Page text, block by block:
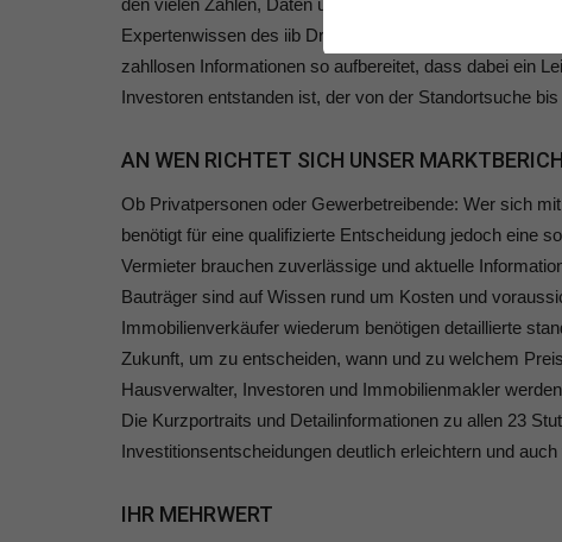
den vielen Zahlen, Daten und Fakten, die den
Expertenwissen des iib Dr. Hettenbach Instituts sowie
zahllosen Informationen so aufbereitet, dass dabei ein
Investoren entstanden ist, der von der Standortsuche
AN WEN RICHTET SICH UNSER
Ob Privatpersonen oder Gewerbetreibende: Wer sich
benötigt für eine qualifizierte Entscheidung jedoch eine
Vermieter brauchen zuverlässige und aktuelle
Bauträger sind auf Wissen rund um Kosten und
Immobilienverkäufer wiederum benötigen detaillierte
Zukunft, um zu entscheiden, wann und zu welchem
Hausverwalter, Investoren und Immobilienmakler
Die Kurzportraits und Detailinformationen zu allen 23
Investitionsentscheidungen deutlich erleichtern und
IHR MEHRWERT